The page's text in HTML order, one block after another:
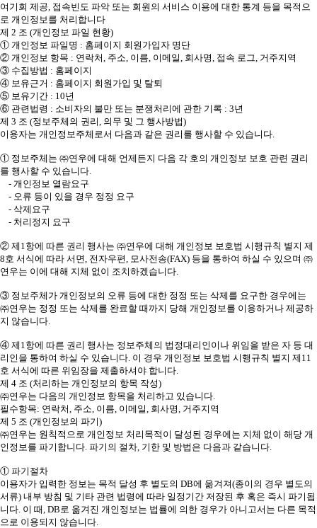
여기회 제공, 접속빈도 파악 또는 회원의 서비스 이용에 대한 통계 등을 목적으
로 개인정보를 처리합니다
제 2 조 (개인정보 파일 현황)
① 개인정보 파일명 : 홈페이지 회원가입자 명단
② 개인정보 항목 : 연락처, 주소, 이름, 이메일, 회사명, 접속 로그, 거주지역
③ 수집방법 : 홈페이지
④ 보유근거 : 홈페이지 회원가입 및 탈퇴
⑤ 보유기간 : 10년
⑥ 관련법령 : 소비자의 불만 또는 분쟁처리에 관한 기록 : 3년
제 3 조 (정보주체의 권리, 의무 및 그 행사방법)
이용자는 개인정보주체로서 다음과 같은 권리를 행사할 수 있습니다.
① 정보주체는 ㈜연우에 대해 언제든지 다음 각 호의 개인정보 보호 관련 권리
를 행사할 수 있습니다.
- 개인정보 열람요구
- 오류 등이 있을 경우 정정 요구
- 삭제요구
- 처리정지 요구
② 제1항에 따른 권리 행사는 ㈜연우에 대해 개인정보 보호법 시행규칙 별지 제
8호 서식에 따라 서면, 전자우편, 모사전송(FAX) 등을 통하여 하실 수 있으며 ㈜
연우는 이에 대해 지체 없이 조치하겠습니다.
③ 정보주체가 개인정보의 오류 등에 대한 정정 또는 삭제를 요구한 경우에는
㈜연우는 정정 또는 삭제를 완료할 때까지 당해 개인정보를 이용하거나 제공하
지 않습니다.
④ 제1항에 따른 권리 행사는 정보주체의 법정대리인이나 위임을 받은 자 등 대
리인을 통하여 하실 수 있습니다. 이 경우 개인정보 보호법 시행규칙 별지 제11
호 서식에 따른 위임장을 제출하셔야 합니다.
제 4 조 (처리하는 개인정보의 항목 작성)
㈜연우는 다음의 개인정보 항목을 처리하고 있습니다.
필수항목: 연락처, 주소, 이름, 이메일, 회사명, 거주지역
제 5 조 (개인정보의 파기)
㈜연우는 원칙적으로 개인정보 처리목적이 달성된 경우에는 지체 없이 해당 개
인정보를 파기합니다. 파기의 절차, 기한 및 방법은 다음과 같습니다.
① 파기절차
이용자가 입력한 정보는 목적 달성 후 별도의 DB에 옮겨져(종이의 경우 별도의
서류) 내부 방침 및 기타 관련 법령에 따라 일정기간 저장된 후 혹은 즉시 파기됩
니다. 이 때, DB로 옮겨진 개인정보는 법률에 의한 경우가 아니고서는 다른 목적
으로 이용되지 않습니다.